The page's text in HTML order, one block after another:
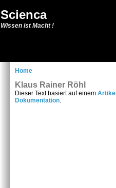
Scienca
Wissen ist Macht !
Home
Klaus Rainer Röhl
Dieser Text basiert auf einem Artikel
Dokumentation.